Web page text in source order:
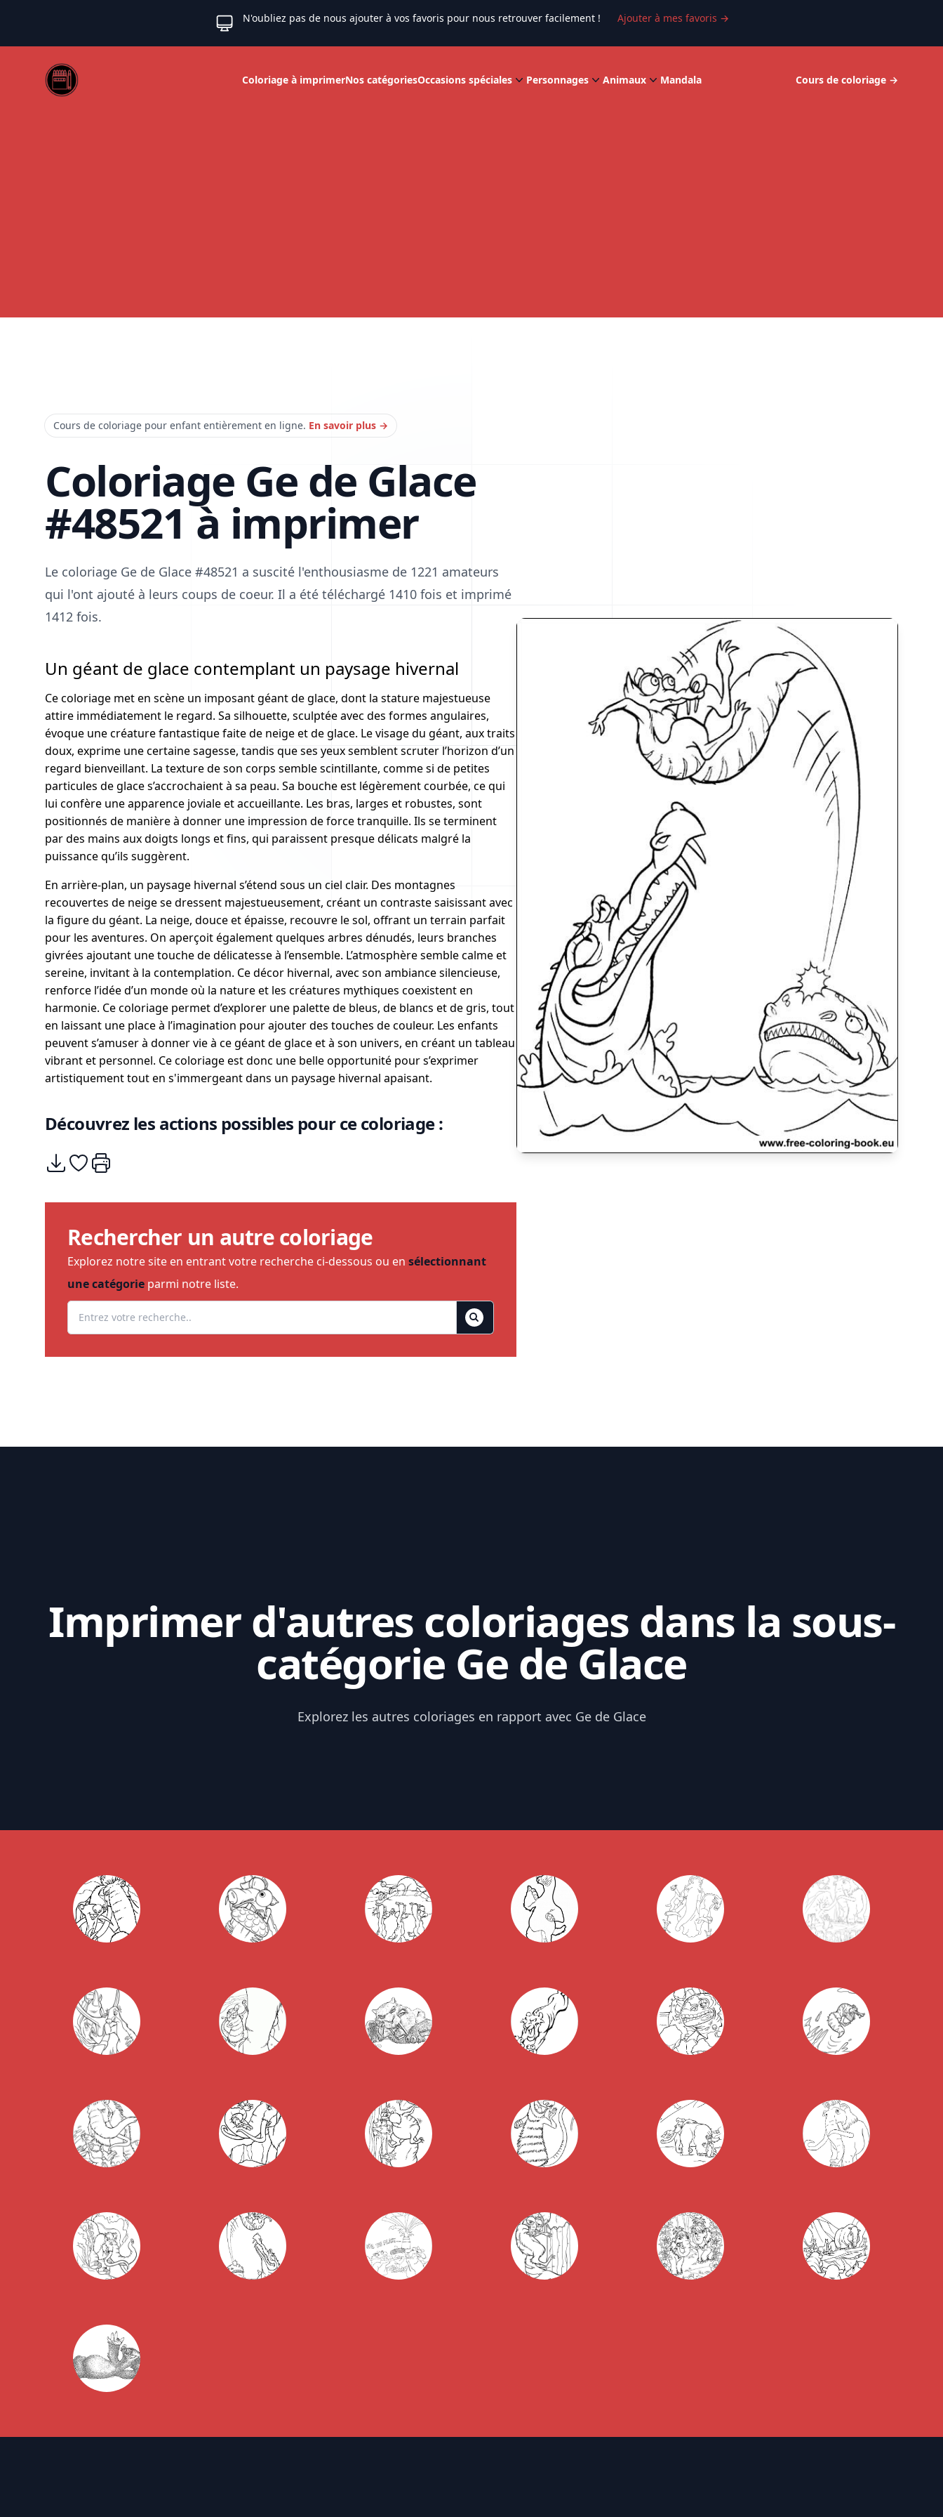
N'oubliez pas de nous ajouter à vos favoris pour nous retrouver facilement ! Ajouter à mes favoris →
Web coloriage
Coloriage à imprimerNos catégoriesOccasions spéciales Personnages Animaux Mandala Cours de coloriage →
Cours de coloriage pour enfant entièrement en ligne. En savoir plus →
Coloriage Ge de Glace
#48521 à imprimer
Le coloriage Ge de Glace #48521 a suscité l'enthousiasme de 1221 amateurs
qui l'ont ajouté à leurs coups de coeur. Il a été téléchargé 1410 fois et imprimé
1412 fois.
Un géant de glace contemplant un paysage hivernal
Ce coloriage met en scène un imposant géant de glace, dont la stature majestueuse
attire immédiatement le regard. Sa silhouette, sculptée avec des formes angulaires,
évoque une créature fantastique faite de neige et de glace. Le visage du géant, aux traits
doux, exprime une certaine sagesse, tandis que ses yeux semblent scruter l’horizon d’un
regard bienveillant. La texture de son corps semble scintillante, comme si de petites
particules de glace s’accrochaient à sa peau. Sa bouche est légèrement courbée, ce qui
lui confère une apparence joviale et accueillante. Les bras, larges et robustes, sont
positionnés de manière à donner une impression de force tranquille. Ils se terminent
par des mains aux doigts longs et fins, qui paraissent presque délicats malgré la
puissance qu’ils suggèrent.
En arrière-plan, un paysage hivernal s’étend sous un ciel clair. Des montagnes
recouvertes de neige se dressent majestueusement, créant un contraste saisissant avec
la figure du géant. La neige, douce et épaisse, recouvre le sol, offrant un terrain parfait
pour les aventures. On aperçoit également quelques arbres dénudés, leurs branches
givrées ajoutant une touche de délicatesse à l’ensemble. L’atmosphère semble calme et
sereine, invitant à la contemplation. Ce décor hivernal, avec son ambiance silencieuse,
renforce l’idée d’un monde où la nature et les créatures mythiques coexistent en
harmonie. Ce coloriage permet d’explorer une palette de bleus, de blancs et de gris, tout
en laissant une place à l’imagination pour ajouter des touches de couleur. Les enfants
peuvent s’amuser à donner vie à ce géant de glace et à son univers, en créant un tableau
vibrant et personnel. Ce coloriage est donc une belle opportunité pour s’exprimer
artistiquement tout en s'immergeant dans un paysage hivernal apaisant.
Découvrez les actions possibles pour ce coloriage :
Télécharger
Ajouter à mes coups de coeurs
Imprimer
Rechercher un autre coloriage
Explorez notre site en entrant votre recherche ci-dessous ou en sélectionnant
une catégorie parmi notre liste.
Imprimer d'autres coloriages dans la sous-
catégorie Ge de Glace
Explorez les autres coloriages en rapport avec Ge de Glace